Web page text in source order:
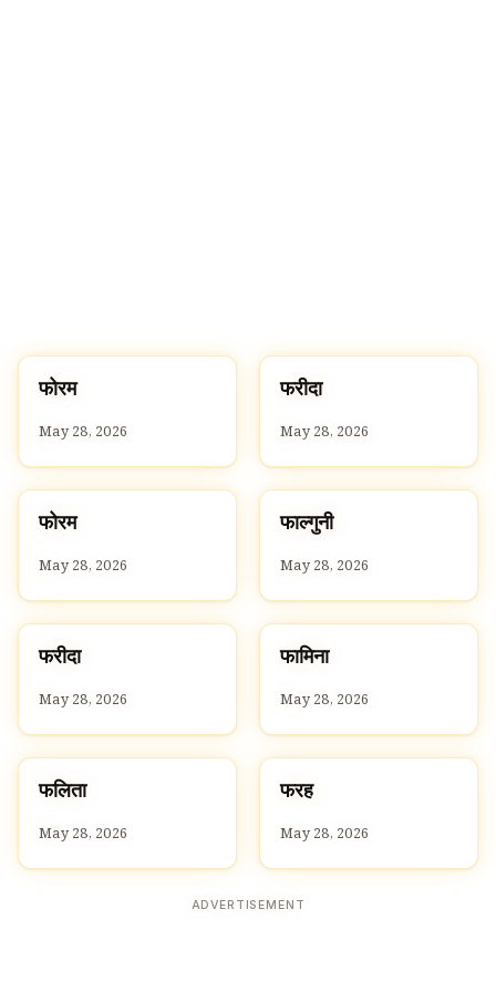
Fफ
फोरम
May 28, 2026
Fफ
फरीदा
May 28, 2026
Fफ
फोरम
May 28, 2026
Fफ
फाल्गुनी
May 28, 2026
Fफ
फरीदा
May 28, 2026
Fफ
फामिना
May 28, 2026
Fफ
फलिता
May 28, 2026
Fफ
फरह
May 28, 2026
ADVERTISEMENT